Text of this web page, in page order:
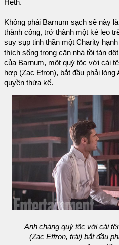
Heth.
Không phải Barnum sạch sẽ này
thành công, trở thành một kẻ leo
suy sụp tinh thần một Charity
thích sống trong căn nhà tồi tàn
của Barnum, một quý tộc với cái
hợp (Zac Efron), bắt đầu phải
quyền thừa kế.
Anh chàng quý tộc với cái
(Zac Effron, trái) bắt đầu